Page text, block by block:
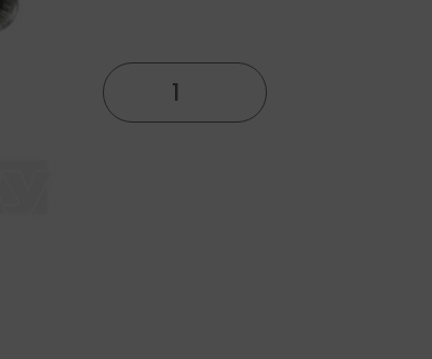
quantité
de
Element